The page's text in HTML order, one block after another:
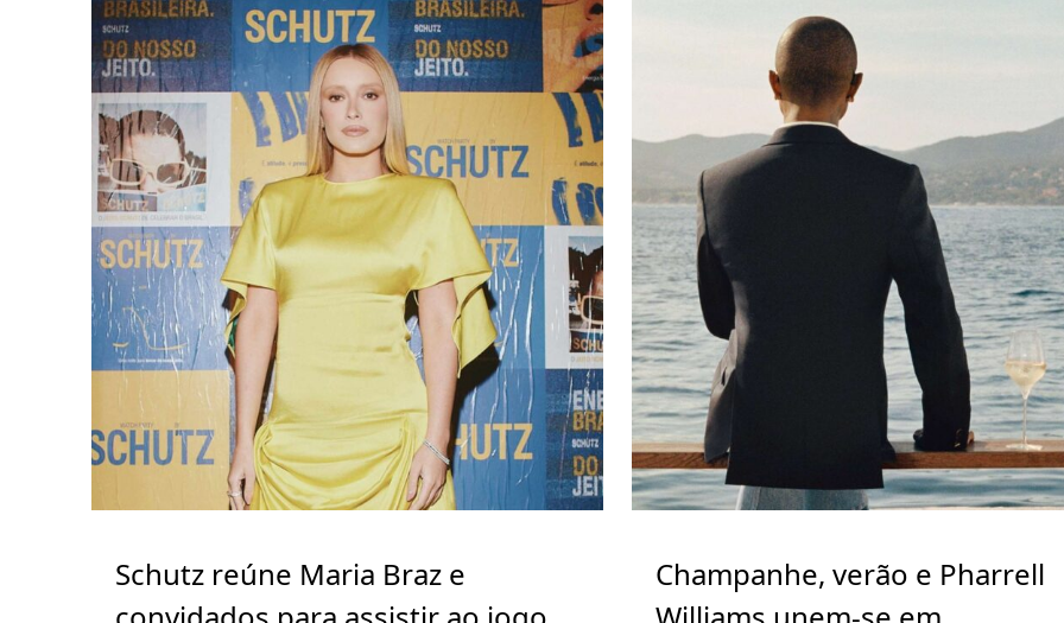
Schutz reúne Maria Braz e
Champanhe, verão e Pharrell